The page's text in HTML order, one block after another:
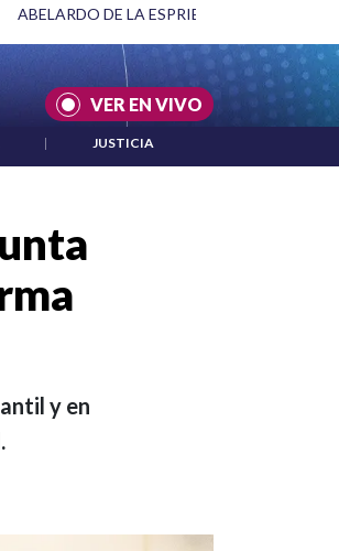
ACUERDOS ENTRE ESTADOS UNIDOS E
VER EN VIVO
| JUSTICIA
y en